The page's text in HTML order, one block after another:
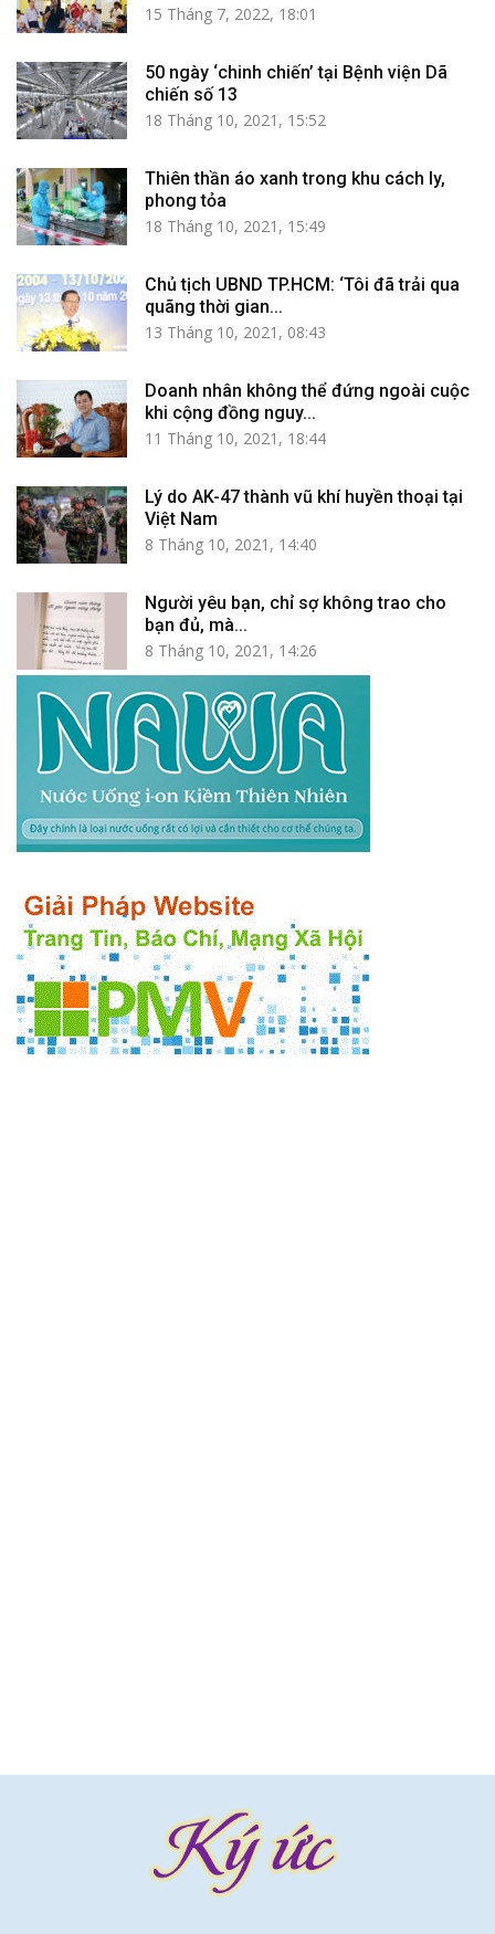
15 Tháng 7, 2022, 18:01
50 ngày ‘chinh chiến’ tại Bệnh viện Dã
chiến số 13
18 Tháng 10, 2021, 15:52
Thiên thần áo xanh trong khu cách ly,
phong tỏa
18 Tháng 10, 2021, 15:49
Chủ tịch UBND TP.HCM: ‘Tôi đã trải qua
quãng thời gian...
13 Tháng 10, 2021, 08:43
Doanh nhân không thể đứng ngoài cuộc
khi cộng đồng nguy...
11 Tháng 10, 2021, 18:44
Lý do AK-47 thành vũ khí huyền thoại tại
Việt Nam
8 Tháng 10, 2021, 14:40
Người yêu bạn, chỉ sợ không trao cho
bạn đủ, mà...
8 Tháng 10, 2021, 14:26